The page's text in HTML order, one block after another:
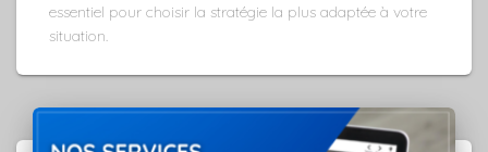
essentiel pour choisir la stratégie la plus adaptée à votre
situation.